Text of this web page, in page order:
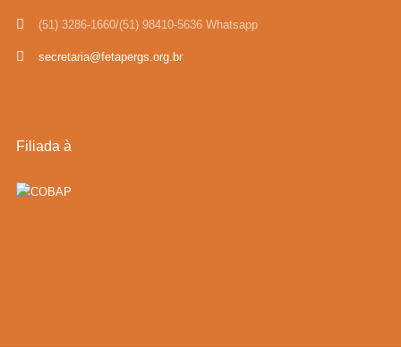
(51) 3286-1660/(51) 98410-5636 Whatsapp
secretaria@fetapergs.org.br
Filiada à